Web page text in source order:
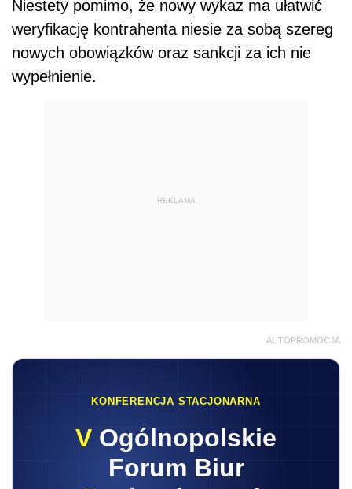
Niestety pomimo, że nowy wykaz ma ułatwić
weryfikację kontrahenta niesie za sobą szereg
nowych obowiązków oraz sankcji za ich nie
wypełnienie.
REKLAMA
AUTOPROMOCJA
KONFERENCJA STACJONARNA
V Ogólnopolskie
Forum Biur